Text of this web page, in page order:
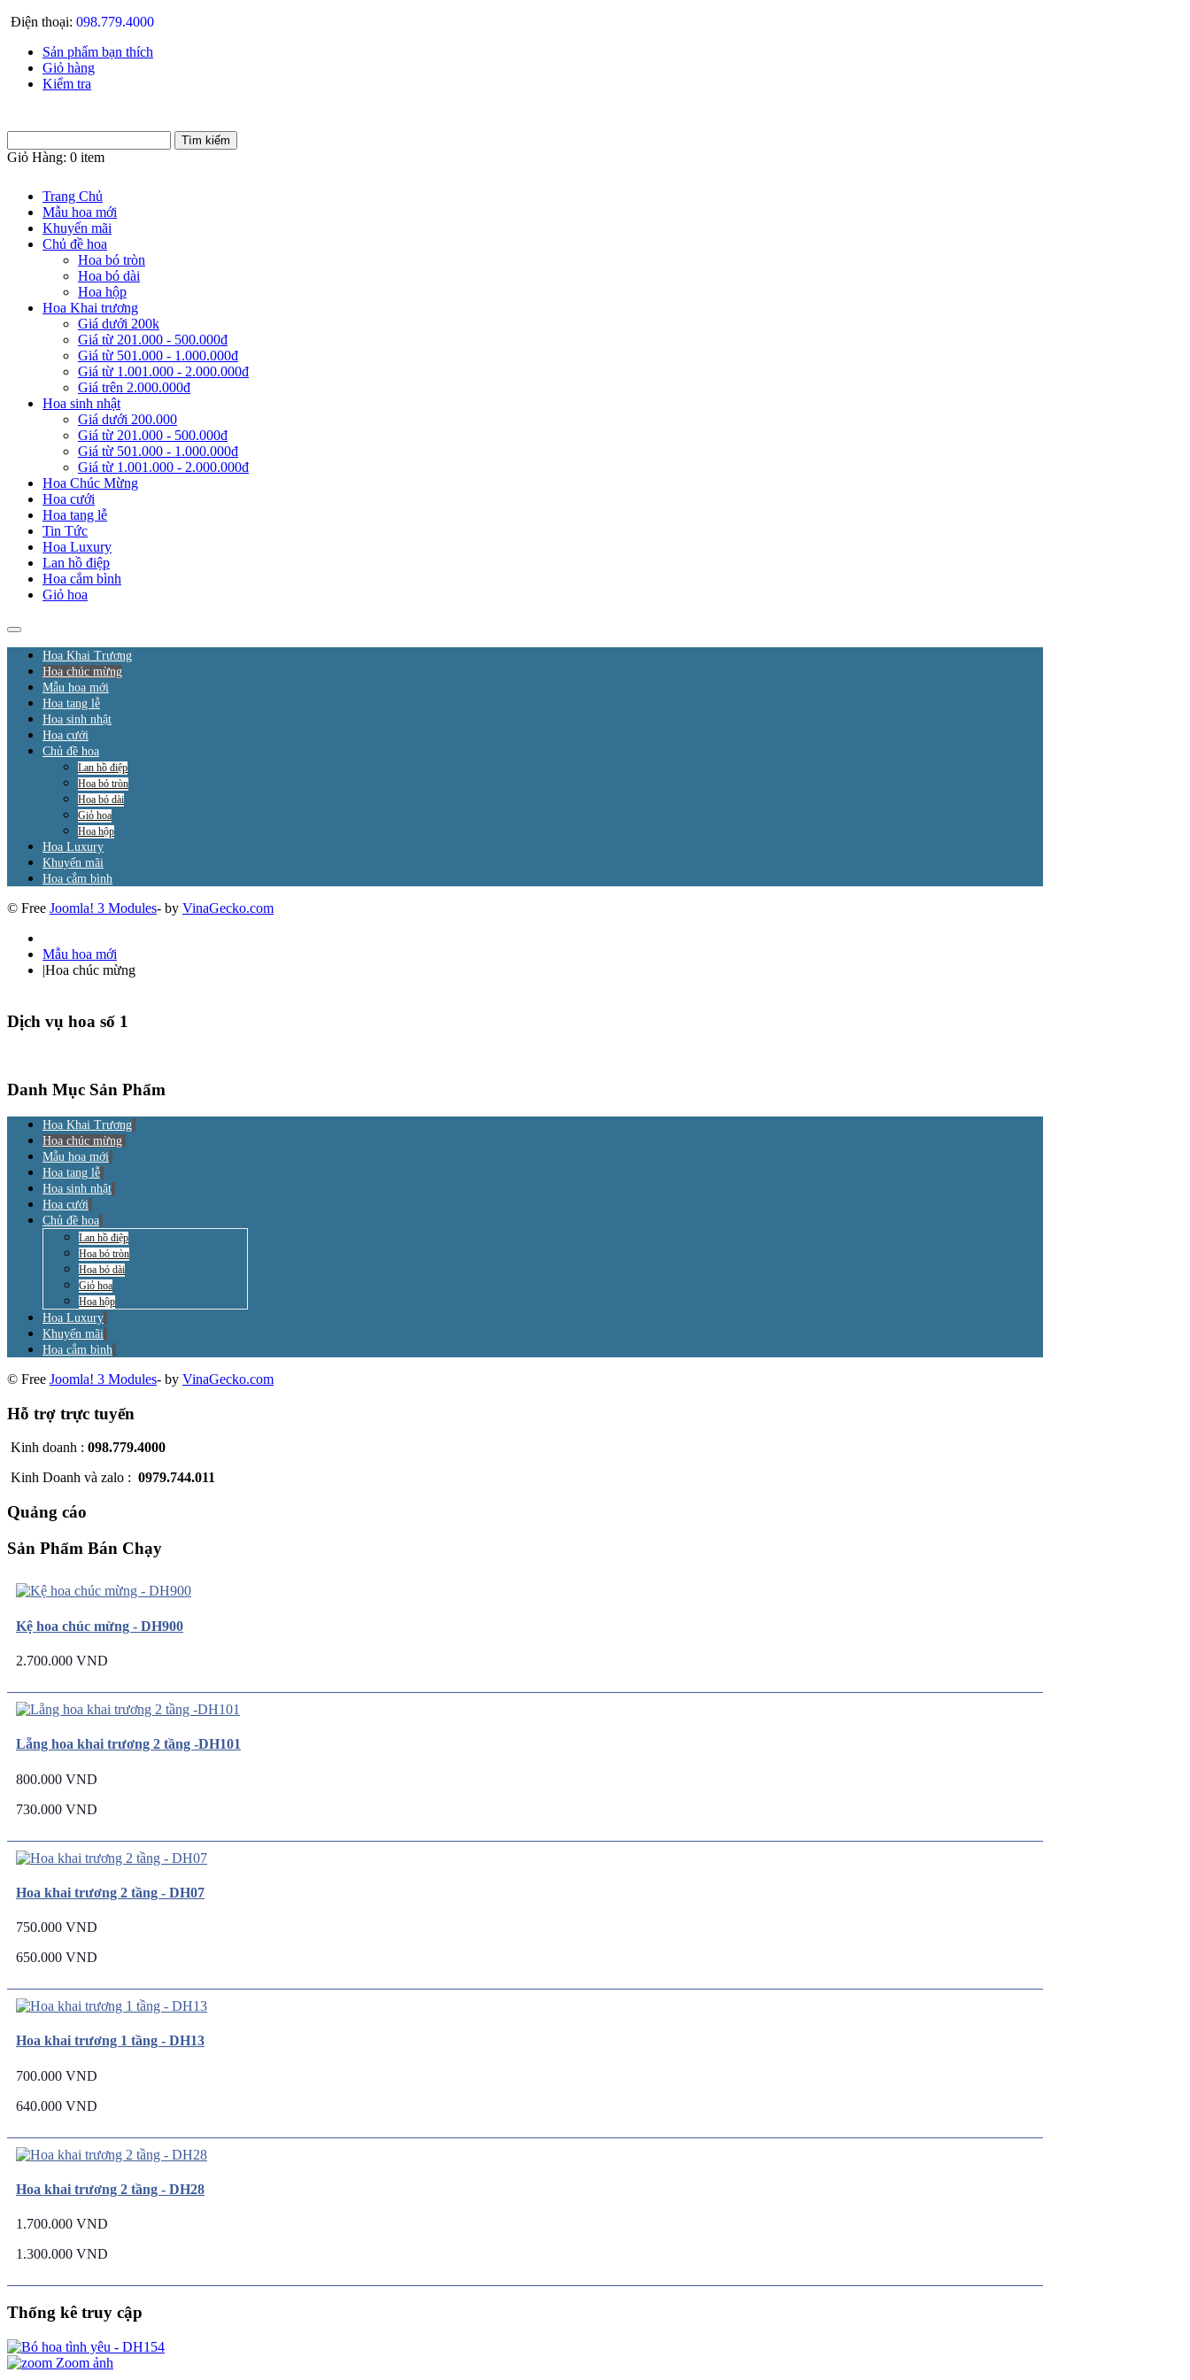
Điện thoại: 098.779.4000
Sản phẩm bạn thích
Giỏ hàng
Kiểm tra
Giỏ Hàng: 0 item
Trang Chủ
Mẫu hoa mới
Khuyến mãi
Chủ đề hoa
Hoa bó tròn
Hoa bó dài
Hoa hộp
Hoa Khai trương
Giá dưới 200k
Giá từ 201.000 - 500.000đ
Giá từ 501.000 - 1.000.000đ
Giá từ 1.001.000 - 2.000.000đ
Giá trên 2.000.000đ
Hoa sinh nhật
Giá dưới 200.000
Giá từ 201.000 - 500.000đ
Giá từ 501.000 - 1.000.000đ
Giá từ 1.001.000 - 2.000.000đ
Hoa Chúc Mừng
Hoa cưới
Hoa tang lễ
Tin Tức
Hoa Luxury
Lan hồ điệp
Hoa cắm bình
Giỏ hoa
Hoa Khai Trương
Hoa chúc mừng
Mẫu hoa mới
Hoa tang lễ
Hoa sinh nhật
Hoa cưới
Chủ đề hoa
Lan hồ điệp
Hoa bó tròn
Hoa bó dài
Giỏ hoa
Hoa hộp
Hoa Luxury
Khuyến mãi
Hoa cắm bình
© Free Joomla! 3 Modules- by VinaGecko.com
Mẫu hoa mới
|Hoa chúc mừng
Dịch vụ hoa số 1
Danh Mục Sản Phẩm
Hoa Khai Trương
Hoa chúc mừng
Mẫu hoa mới
Hoa tang lễ
Hoa sinh nhật
Hoa cưới
Chủ đề hoa
Lan hồ điệp
Hoa bó tròn
Hoa bó dài
Giỏ hoa
Hoa hộp
Hoa Luxury
Khuyến mãi
Hoa cắm bình
© Free Joomla! 3 Modules- by VinaGecko.com
Hỗ trợ trực tuyến
Kinh doanh : 098.779.4000
Kinh Doanh và zalo : 0979.744.011
Quảng cáo
Sản Phẩm Bán Chạy
Kệ hoa chúc mừng - DH900
2.700.000 VND
Lẵng hoa khai trương 2 tầng -DH101
800.000 VND
730.000 VND
Hoa khai trương 2 tầng - DH07
750.000 VND
650.000 VND
Hoa khai trương 1 tầng - DH13
700.000 VND
640.000 VND
Hoa khai trương 2 tầng - DH28
1.700.000 VND
1.300.000 VND
Thống kê truy cập
Zoom ảnh